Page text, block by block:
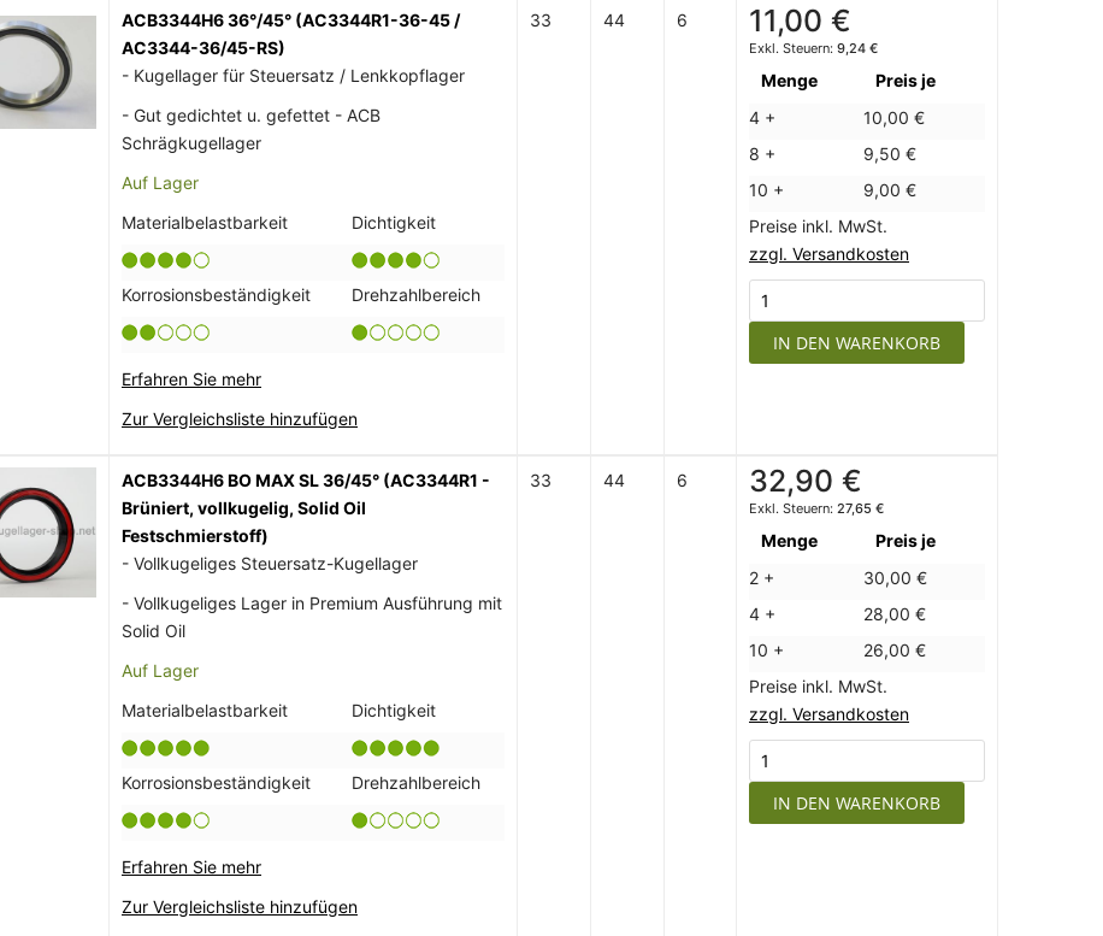
ACB3344H6 36°/45° (AC3344R1-36-45 /
AC3344-36/45-RS)
- Kugellager für Steuersatz / Lenkkopflager
- Gut gedichtet u. gefettet - ACB
Schrägkugellager
Auf Lager
Materialbelastbarkeit
Dichtigkeit
Korrosionsbeständigkeit Drehzahlbereich
Erfahren Sie mehr
Zur Vergleichsliste hinzufügen
33 44 6 11,00 €
9,24 €
Menge
Preis je
4 +
10,00 €
8 +
9,50 €
10 +
9,00 €
Preise inkl. MwSt.
zzgl. Versandkosten
IN DEN WARENKORB
ACB3344H6 BO MAX SL 36/45° (AC3344R1 -
Brüniert, vollkugelig, Solid Oil
Festschmierstoff)
- Vollkugeliges Steuersatz-Kugellager
- Vollkugeliges Lager in Premium Ausführung mit
Solid Oil
Auf Lager
Materialbelastbarkeit
Dichtigkeit
Korrosionsbeständigkeit Drehzahlbereich
Erfahren Sie mehr
Zur Vergleichsliste hinzufügen
33 44 6 32,90 €
27,65 €
Menge
Preis je
2 +
30,00 €
4 +
28,00 €
10 +
26,00 €
Preise inkl. MwSt.
zzgl. Versandkosten
IN DEN WARENKORB